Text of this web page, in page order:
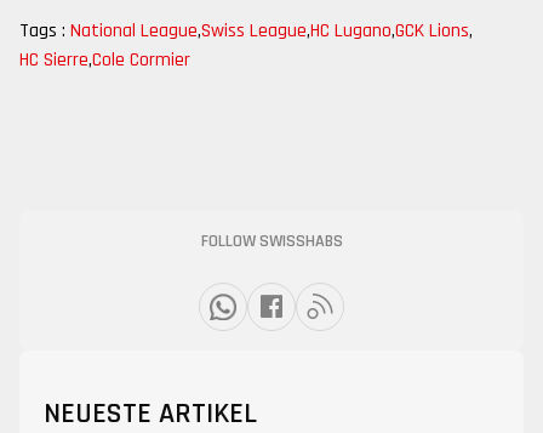
Tags : National League,Swiss League,HC Lugano,GCK Lions,
HC Sierre,Cole Cormier
FOLLOW SWISSHABS
NEUESTE ARTIKEL